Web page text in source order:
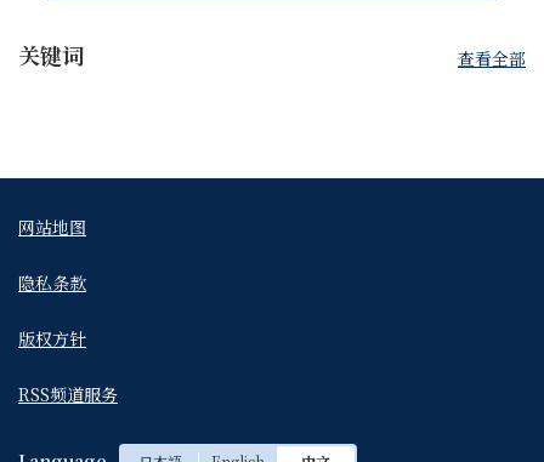
关键词 查看全部
网站地图
隐私条款
版权方针
RSS频道服务